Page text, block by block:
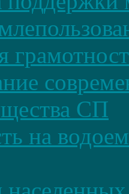
СП
на